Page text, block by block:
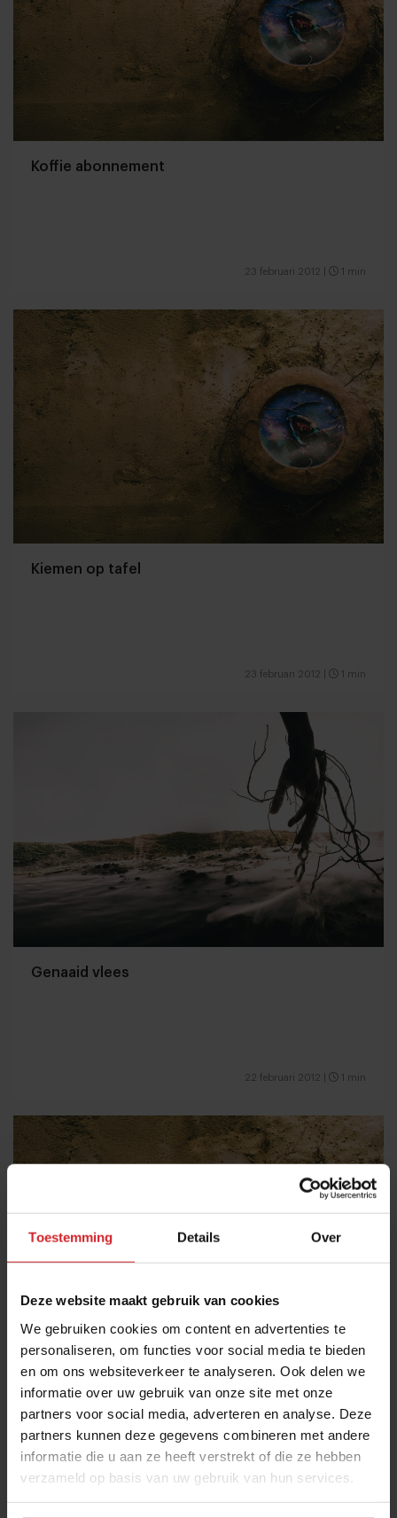
Toestemming Details Over
Deze website maakt gebruik van cookies
We gebruiken cookies om content en advertenties te
personaliseren, om functies voor social media te bieden
en om ons websiteverkeer te analyseren. Ook delen we
informatie over uw gebruik van onze site met onze
partners voor social media, adverteren en analyse. Deze
partners kunnen deze gegevens combineren met andere
informatie die u aan ze heeft verstrekt of die ze hebben
verzameld op basis van uw gebruik van hun services.
Koffie abonnement
23 februari 2012 1 min
Kiemen op tafel
23 februari 2012 1 min
Genaaid vlees
22 februari 2012 1 min
Thee als bloem
22 februari 2012| 1 min